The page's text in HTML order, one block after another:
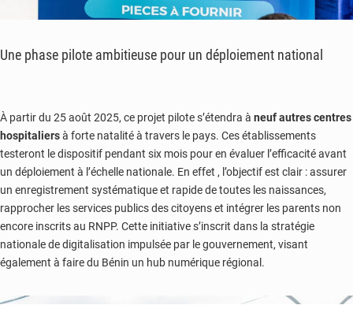
Une phase pilote ambitieuse pour un déploiement national
À partir du 25 août 2025, ce projet pilote s’étendra à neuf autres centres
hospitaliersà forte natalité à travers le pays. Ces établissements
testeront le dispositif pendant six mois pour en évaluer l’efficacité avant
un déploiement à l’échelle nationale. En effet , l’objectif est clair : assurer
un enregistrement systématique et rapide de toutes les naissances,
rapprocher les services publics des citoyens et intégrer les parents non
encore inscrits au RNPP. Cette initiative s’inscrit dans la stratégie
nationale de digitalisation impulsée par le gouvernement, visant
également à faire du Bénin un hub numérique régional.